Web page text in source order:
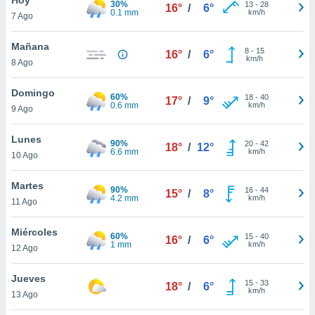
y
en
más
de
7 Ago
30%
0.1 mm
16° / 6° 13- 28
km/h
Mañana
8 Ago
16° / 6° 8- 15
km/h
Domingo
9 Ago
60%
0.6 mm
17° / 9° 18- 40
km/h
Lunes
10 Ago
90%
6.6 mm
18° / 12° 20- 42
km/h
Martes
11 Ago
90%
4.2 mm
15° / 8° 16- 44
km/h
Miércoles
12 Ago
60%
1 mm
16° / 6° 15- 40
km/h
Jueves
13 Ago
18° / 6° 15- 33
km/h